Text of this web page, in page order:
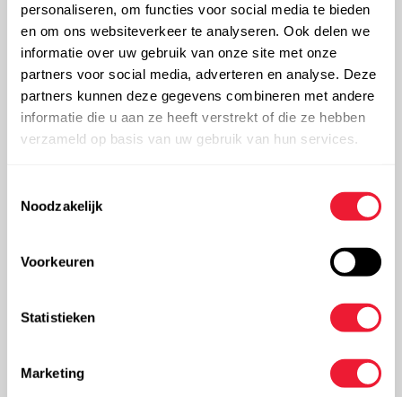
personaliseren, om functies voor social media te bieden
en om ons websiteverkeer te analyseren. Ook delen we
informatie over uw gebruik van onze site met onze
partners voor social media, adverteren en analyse. Deze
partners kunnen deze gegevens combineren met andere
informatie die u aan ze heeft verstrekt of die ze hebben
verzameld op basis van uw gebruik van hun services.
Noodzakelijk
Voorkeuren
Statistieken
Marketing
Onze ervaring en knowhow stellen ons in staat u bij
te staan bij projecten in diverse domeinen. Benieuwd
hoe? Contacteer ons.
Meer info
Service tank